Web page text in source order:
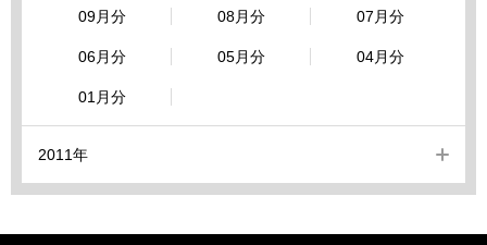
09月分 08月分 07月分
06月分 05月分 04月分
01月分
2011年